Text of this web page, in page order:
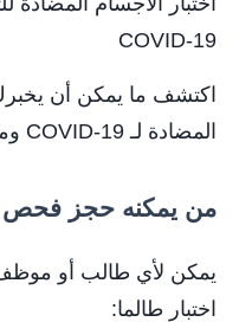
COVID-19
اكتشف ما يمكن أن
المضادة لـ COVID-19 ومن يمكنه إجراء الاختبار
من يمكنه حجز فحص PCR لندن من الكويت؟
يمكن لأي طالب أو
اختبار طالما: